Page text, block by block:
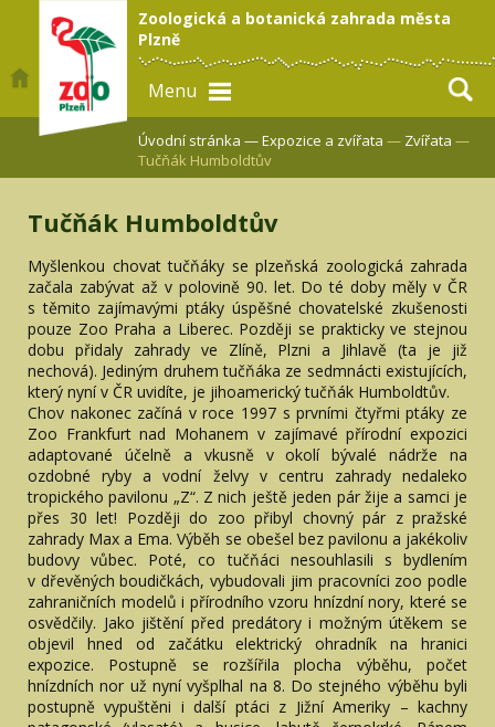
Zoologická a botanická zahrada města
Plzně
Menu
Úvodní stránka —Expozice a zvířata — Zvířata —
Tučňák Humboldtův
Tučňák Humboldtův
Myšlenkou chovat tučňáky se plzeňská zoologická zahrada
začala zabývat až v polovině 90. let. Do té doby měly v ČR
s těmito zajímavými ptáky úspěšné chovatelské zkušenosti
pouze Zoo Praha a Liberec. Později se prakticky ve stejnou
dobu přidaly zahrady ve Zlíně, Plzni a Jihlavě (ta je již
nechová). Jediným druhem tučňáka ze sedmnácti existujících,
který nyní v ČR uvidíte, je jihoamerický tučňák Humboldtův.
Chov nakonec začíná v roce 1997 s prvními čtyřmi ptáky ze
Zoo Frankfurt nad Mohanem v zajímavé přírodní expozici
adaptované účelně a vkusně v okolí bývalé nádrže na
ozdobné ryby a vodní želvy v centru zahrady nedaleko
tropického pavilonu „Z“. Z nich ještě jeden pár žije a samci je
přes 30 let! Později do zoo přibyl chovný pár z pražské
zahrady Max a Ema. Výběh se obešel bez pavilonu a jakékoliv
budovy vůbec. Poté, co tučňáci nesouhlasili s bydlením
v dřevěných boudičkách, vybudovali jim pracovníci zoo podle
zahraničních modelů i přírodního vzoru hnízdní nory, které se
osvědčily. Jako jištění před predátory i možným útěkem se
objevil hned od začátku elektrický ohradník na hranici
expozice. Postupně se rozšířila plocha výběhu, počet
hnízdních nor už nyní vyšplhal na 8. Do stejného výběhu byli
postupně vypuštěni i další ptáci z Jižní Ameriky – kachny